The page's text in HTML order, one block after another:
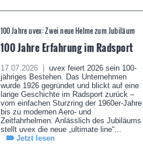
100 Jahre uvex: Zwei neue Helme zum Jubiläum
100 Jahre Erfahrung im Radsport
17.07.2026 |
uvex feiert 2026 sein 100-
jähriges Bestehen. Das Unternehmen
wurde 1926 gegründet und blickt auf eine
lange Geschichte im Radsport zurück –
vom einfachen Sturzring der 1960er-Jahre
bis zu modernen Aero- und
Zeitfahrhelmen. Anlässlich des Jubiläums
stellt uvex die neue „ultimate line“...
Jetzt lesen